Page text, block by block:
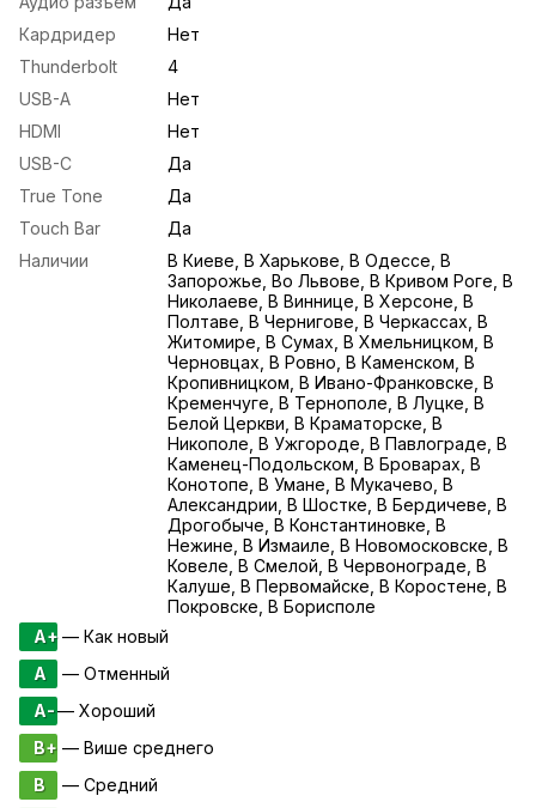
Кардридер
Нет
Thunderbolt
4
USB-A
Нет
HDMI
Нет
USB-С
Да
True Tone
Да
Touch Bar
Да
Наличии
В Киеве, В Харькове, В Одессе, В
Запорожье, Во Львове, В Кривом Роге, В
Николаеве, В Виннице, В Херсоне, В
Полтаве, В Чернигове, В Черкассах, В
Житомире, В Сумах, В Хмельницком, В
Черновцах, В Ровно, В Каменском, В
Кропивницком, В Ивано-Франковске, В
Кременчуге, В Тернополе, В Луцке, В
Белой Церкви, В Краматорске, В
Никополе, В Ужгороде, В Павлограде, В
Каменец-Подольском, В Броварах, В
Конотопе, В Умане, В Мукачево, В
Александрии, В Шостке, В Бердичеве, В
Дрогобыче, В Константиновке, В
Нежине, В Измаиле, В Новомосковске, В
Ковеле, В Смелой, В Червонограде, В
Калуше, В Первомайске, В Коростене, В
Покровске, В Борисполе
A+— Как новый
A
— Отменный
A-— Хороший
B+ — Више среднего
B
— Средний